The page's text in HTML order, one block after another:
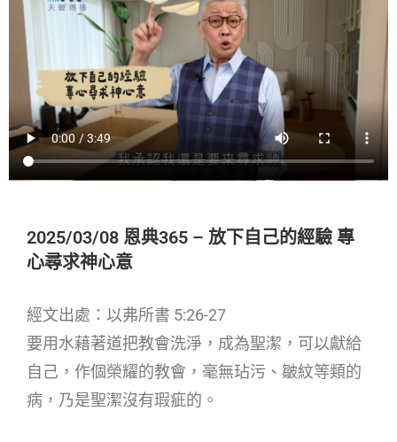
2025/03/08 恩典365 – 放下自己的經驗 專
心尋求神心意
經文出處：以弗所書 5:26-27
要用水藉著道把教會洗淨，成為聖潔，可以獻給
自己，作個榮耀的教會，毫無玷污、皺紋等類的
病，乃是聖潔沒有瑕疵的。